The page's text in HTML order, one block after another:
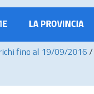
LA PROVINCIA
fino al 19/09/2016 /